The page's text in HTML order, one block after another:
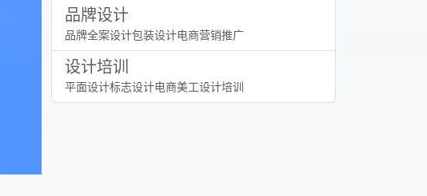
品牌设计
品牌全案设计包装设计电商营销推广
设计培训
平面设计标志设计电商美工设计培训